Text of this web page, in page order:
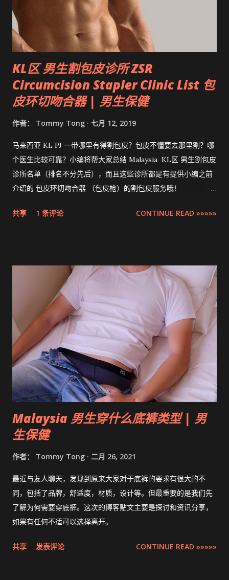
KL区 男生割包皮诊所 ZSR
Circumcision Stapler Clinic List 包
皮环切吻合器 | 男生保健
作者： Tommy Tong 七月 12, 2019
马来西亚 KL PJ 一带哪里有得割包皮？包皮不懂要去那里割？哪
个医生比较可靠？小编将帮大家总结 Malaysia KL区 男生割包皮
诊所名单（排名不分先后），而且这些诊所都是有提供小编之前
介绍的 包皮环切吻合器 （包皮枪）的割包皮服务哦！
Klang Valley 。
共享 1 条评论 CONTINUE READ »»»»»
Malaysia 男生穿什么底裤类型 | 男
生保健
作者： Tommy Tong 二月 26, 2021
最近与友人聊天，发现到原来大家对于底裤的要求有很大的不
同，包括了品牌，舒适度，材质，设计等。但最重要的是我们先
了解为何需要穿底裤。这次的博客贴文主要是探讨和资讯分享，
如果有任何不适可以选择离开。
共享 发表评论 CONTINUE READ »»»»»